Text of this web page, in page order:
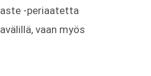
-periaatetta
vaan myös